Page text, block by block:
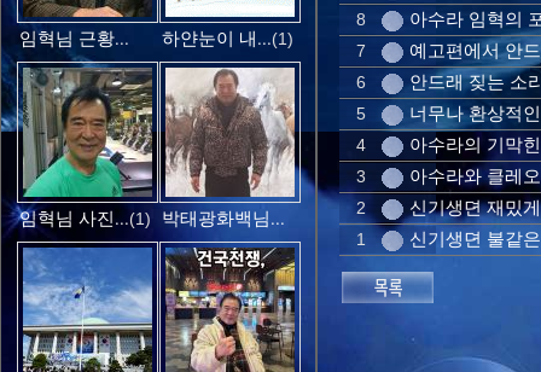
임혁님 근황... 하얀눈이 내...(1)
임혁님 사진...(1) 박태광화백님...
8 아수라 임혁의
7 예고편에서 안
6 안드래 짖는 소
5 너무나 환상적
4 아수라의 기막
3 아수라와 클레
2 신기생뎐 재밌
1 신기생뎐 불같